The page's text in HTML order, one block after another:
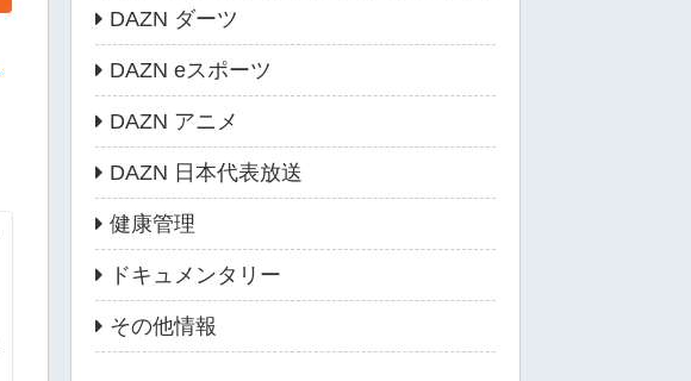
DAZN ダーツ
DAZN eスポーツ
DAZN アニメ
DAZN 日本代表放送
健康管理
ドキュメンタリー
その他情報